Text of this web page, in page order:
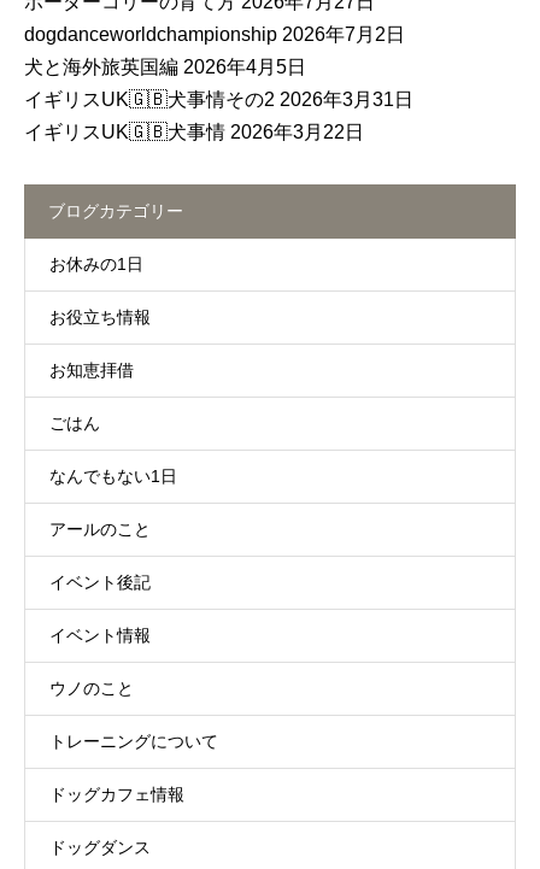
dogdanceworldchampionship 2026年7月2日
犬と海外旅英国編 2026年4月5日
イギリスUK🇬🇧犬事情その2 2026年3月31日
イギリスUK🇬🇧犬事情 2026年3月22日
ブログカテゴリー
お休みの1日
お役立ち情報
お知恵拝借
ごはん
なんでもない1日
アールのこと
イベント後記
イベント情報
ウノのこと
トレーニングについて
ドッグカフェ情報
ドッグダンス